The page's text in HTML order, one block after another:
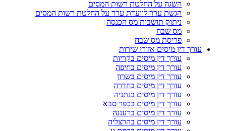
השגה על החלטת רשות המסים
הגשת ערר לוועדת ערר על החלטת רשות המסים
ניתוק תושבות מס הכנסה
מס שבח
פריסת מס שבח
עורך דין מיסים אזורי שירות
עורך דין מיסים בקריות
עורך דין מיסים בחיפה
עורך דין מיסים בשרון
עורך דין מיסים בחדרה
עורך דין מיסים בנתניה
עורך דין מיסים בכפר סבא
עורך דין מיסים ברעננה
עורך דין מיסים בהרצליה